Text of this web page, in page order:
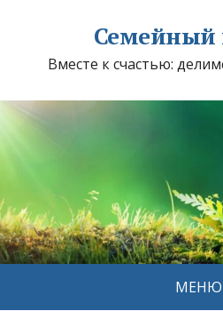
Семейный
Вместе к счастью:
МЕНЮ